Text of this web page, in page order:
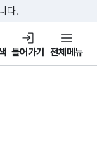
기
다.
행복
들어가기 전체메뉴